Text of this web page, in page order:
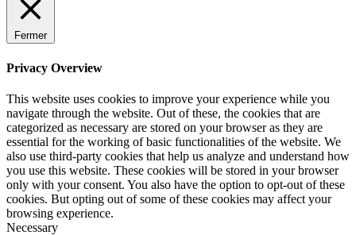
Fermer
Privacy Overview
This website uses cookies to improve your experience while you
navigate through the website. Out of these, the cookies that are
categorized as necessary are stored on your browser as they are
essential for the working of basic functionalities of the website. We
also use third-party cookies that help us analyze and understand how
you use this website. These cookies will be stored in your browser
only with your consent. You also have the option to opt-out of these
cookies. But opting out of some of these cookies may affect your
browsing experience.
Necessary